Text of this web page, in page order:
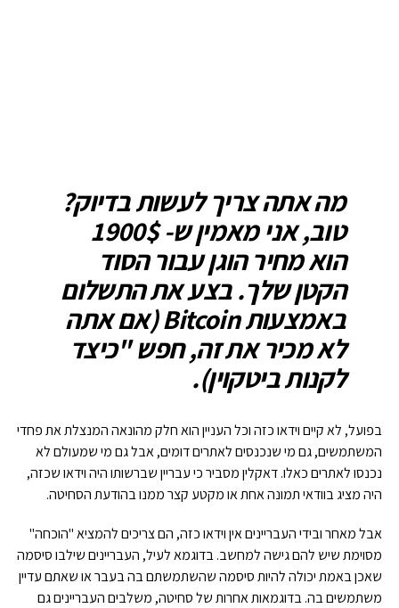
מה אתה צריך לעשות בדיוק?
טוב, אני מאמין ש- 1900$
הוא מחיר הוגן עבור הסוד
הקטן שלך. בצע את התשלום
באמצעות Bitcoin (אם אתה
לא מכיר את זה, חפש "כיצד
לקנות ביטקוין).
בפועל, לא קיים וידאו כזה וכל העניין הוא חלק מהונאה המנצלת את פחדי
המשתמשים, גם מי שנכנסים לאתרים דומים, אבל גם מי שמעולם לא
נכנסו לאתרים כאלו. דאקלין מסביר כי עבריין שברשותו היה וידאו שכזה,
היה מציג בוודאי תמונה אחת או מקטע קצר ממנו בהודעת הסחיטה.
אבל מאחר ובידי העבריינים אין וידאו כזה, הם צריכים להמציא "הוכחה"
מסוימת שיש להם גישה למחשב. בדוגמא לעיל, העבריינים שילבו סיסמה
שאכן באמת יכולה להיות סיסמה שהשתמשתם בה בעבר או שאתם עדיין
משתמשים בה. בדוגמאות אחרות של סחיטה, משלבים העבריינים גם